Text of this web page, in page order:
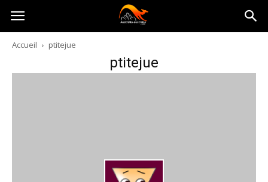
Australia-
australie.com
Accueil ptitejue
ptitejue